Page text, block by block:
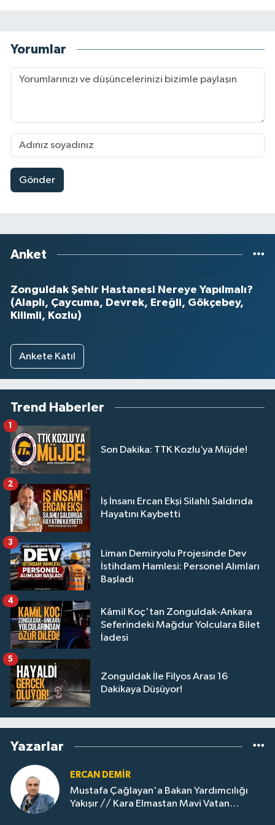
Yorumlar
Gönder
Anket
Zonguldak Şehir Hastanesi Nereye Yapılmalı?
(Alaplı, Çaycuma, Devrek, Ereğli, Gökçebey,
Kilimli, Kozlu)
Ankete Katıl
Trend Haberler
Son Dakika: TTK Kozlu’ya Müjde!
1
İş İnsanı Ercan Ekşi Silahlı Saldırıda
Hayatını Kaybetti
2
Liman Demiryolu Projesinde Dev
İstihdam Hamlesi: Personel Alımları
Başladı
3
Kâmil Koç'tan Zonguldak-Ankara
Seferindeki Mağdur Yolculara Bilet
İadesi
4
Zonguldak İle Filyos Arası 16
Dakikaya Düşüyor!
5
Yazarlar
ERCAN DEMIR
Mustafa Çağlayan'a Bakan Yardımcılığı
Yakışır // ​Kara Elmastan Mavi Vatan